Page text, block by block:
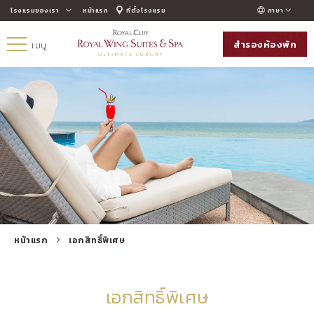
โรงแรมของเรา หน้าแรก ที่ตั้งโรงแรม ภาษา
ENGLISH
ภาษาไทย
中国人
เมนู สำรองห้องพัก
หน้าแรก เอกสิทธิ์พิเศษ
เอกสิทธิ์พิเศษ